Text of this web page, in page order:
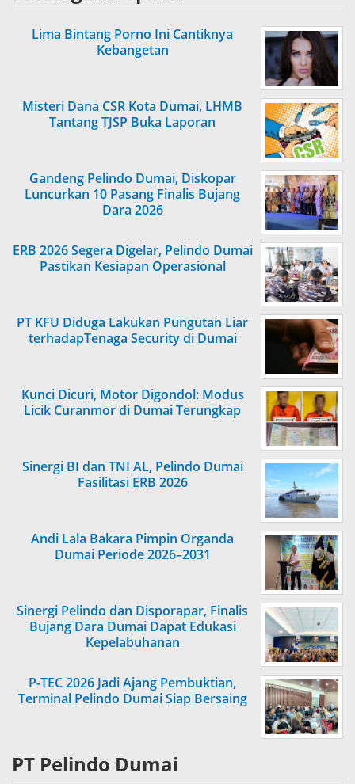
Lima Bintang Porno Ini Cantiknya
Kebangetan
Misteri Dana CSR Kota Dumai, LHMB
Tantang TJSP Buka Laporan
Gandeng Pelindo Dumai, Diskopar
Luncurkan 10 Pasang Finalis Bujang
Dara 2026
ERB 2026 Segera Digelar, Pelindo Dumai
Pastikan Kesiapan Operasional
PT KFU Diduga Lakukan Pungutan Liar
terhadapTenaga Security di Dumai
Kunci Dicuri, Motor Digondol: Modus
Licik Curanmor di Dumai Terungkap
Sinergi BI dan TNI AL, Pelindo Dumai
Fasilitasi ERB 2026
Andi Lala Bakara Pimpin Organda
Dumai Periode 2026–2031
Sinergi Pelindo dan Disporapar, Finalis
Bujang Dara Dumai Dapat Edukasi
Kepelabuhanan
P-TEC 2026 Jadi Ajang Pembuktian,
Terminal Pelindo Dumai Siap Bersaing
PT Pelindo Dumai